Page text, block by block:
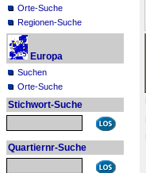
Orte-Suche
Regionen-Suche
Europa
Suchen
Orte-Suche
Stichwort-Suche
Quartiernr-Suche